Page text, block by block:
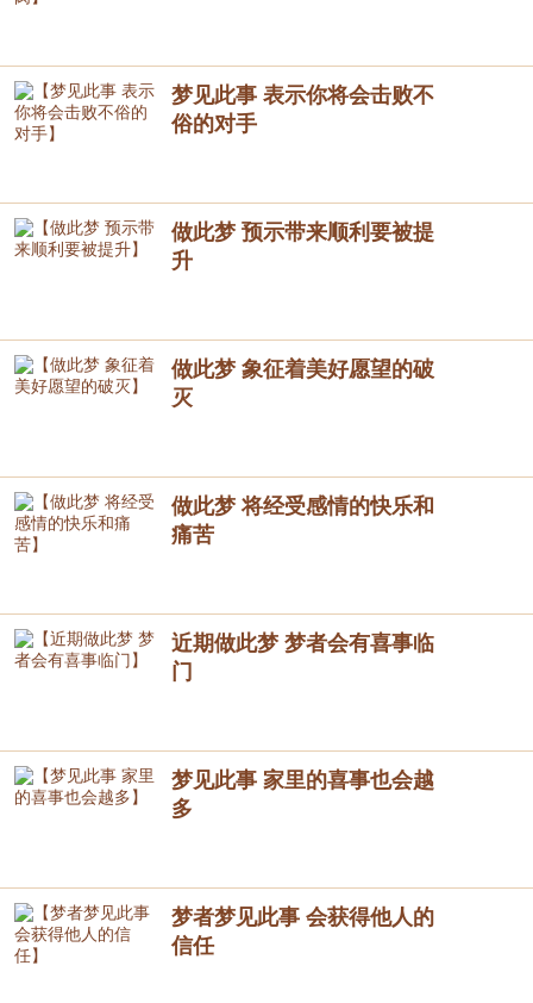
梦见此事 表示你将会击败不
俗的对手
做此梦 预示带来顺利要被提
升
做此梦 象征着美好愿望的破
灭
做此梦 将经受感情的快乐和
痛苦
近期做此梦 梦者会有喜事临
门
梦见此事 家里的喜事也会越
多
梦者梦见此事 会获得他人的
信任